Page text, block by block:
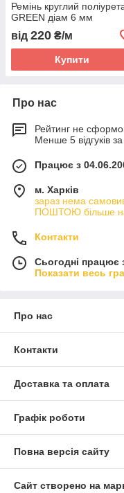
Ремінь круглий
GREEN діам 6 мм
від 220 ₴/м
Купити
Про нас
Рейтинг не
Менше 5 відгуків за
Працює з
м. Харків
зараз нема
ПОШТОЮ більше на
Контакти
Сьогодні працює
Показати весь
Про нас
Контакти
Доставка та оплата
Графік роботи
Повна версія сайту
Сайт створено на